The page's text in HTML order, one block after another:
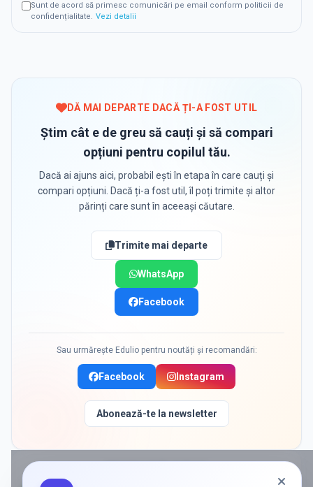
Sunt de acord să primesc comunicări pe email conform politicii de
confidențialitate. Vezi detalii
DĂ MAI DEPARTE DACĂ ȚI-A FOST UTIL
Știm cât e de greu să cauți și să compari
opțiuni pentru copilul tău.
Dacă ai ajuns aici, probabil ești în etapa în care cauți și
compari opțiuni. Dacă ți-a fost util, îl poți trimite și altor
părinți care sunt în aceeași căutare.
Trimite mai departe
WhatsApp
Facebook
Sau urmărește Edulio pentru noutăți și recomandări:
Facebook Instagram
Abonează-te la newsletter